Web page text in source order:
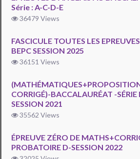
Série : A-C-D-E
36479 Views
FASCICULE TOUTES LES
BEPC SESSION 2025
36151 Views
CORRIGÉ)-BACCALAURÉAT -
SESSION 2021
35562 Views
ÉPREUVE ZÉRO DE
PROBATOIRE D-SESSION 2022